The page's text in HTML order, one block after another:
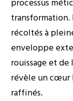
transformation.
récoltés à
enveloppe
rouissage et
révèle un cœur
raffinés.